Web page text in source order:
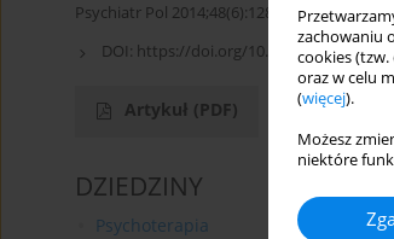
zachowaniu
cookies (tzw.
oraz w celu
(więcej).
Możesz
niektóre
Psychiatr Pol 2014;48(6):1287-1288
DOI: https://doi.org/10.12740/PP/37473
Artykuł (PDF)
DZIEDZINY
Psychoterapia